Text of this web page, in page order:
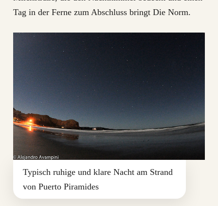
Tag in der Ferne zum Abschluss bringt Die Norm.
Typisch ruhige und klare Nacht am Strand
von Puerto Piramides